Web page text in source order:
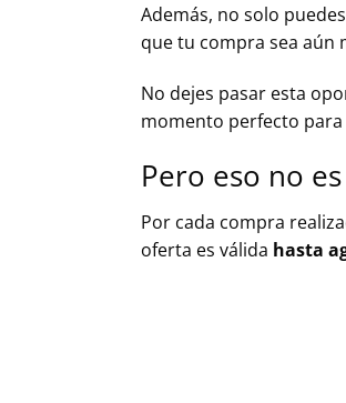
Además, no solo
que tu compra sea aún
No dejes pasar esta
momento perfecto
Pero eso no
Por cada compra
oferta es válida hasta